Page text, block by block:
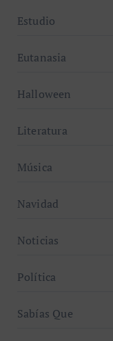
Estudio
Eutanasia
Halloween
Literatura
Música
Navidad
Noticias
Política
Sabías Que